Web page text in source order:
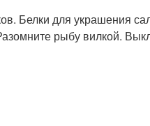
Белки для украшения
рыбу вилкой.